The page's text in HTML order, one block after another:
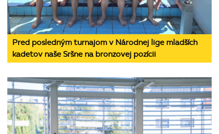
Pred posledným turnajom v Národnej lige mladších
kadetov naše Sršne na bronzovej pozícii